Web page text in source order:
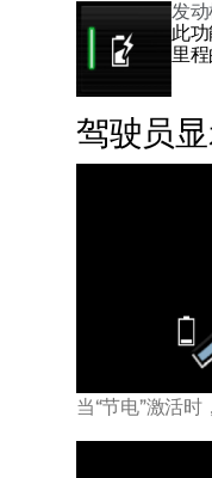
发
此
里程
驾驶员
当“节电”激活时